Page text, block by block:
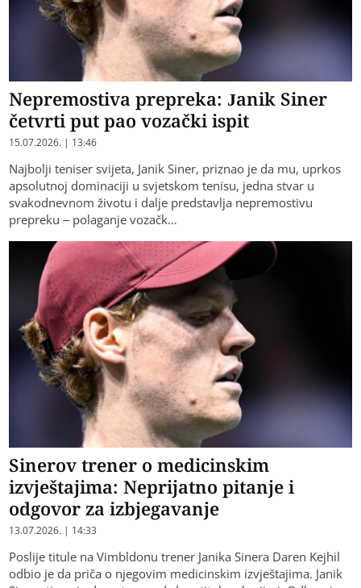
Nepremostiva prepreka: Janik Siner
četvrti put pao vozački ispit
15.07.2026. | 13:46
Najbolji teniser svijeta, Janik Siner, priznao je da mu, uprkos
apsolutnoj dominaciji u svjetskom tenisu, jedna stvar u
svakodnevnom životu i dalje predstavlja nepremostivu
prepreku – polaganje vozačk…
Sinerov trener o medicinskim
izvještajima: Neprijatno pitanje i
odgovor za izbjegavanje
13.07.2026. | 14:33
Poslije titule na Vimbldonu trener Janika Sinera Daren Kejhil
odbio je da priča o njegovim medicinskim izvještajima. Janik